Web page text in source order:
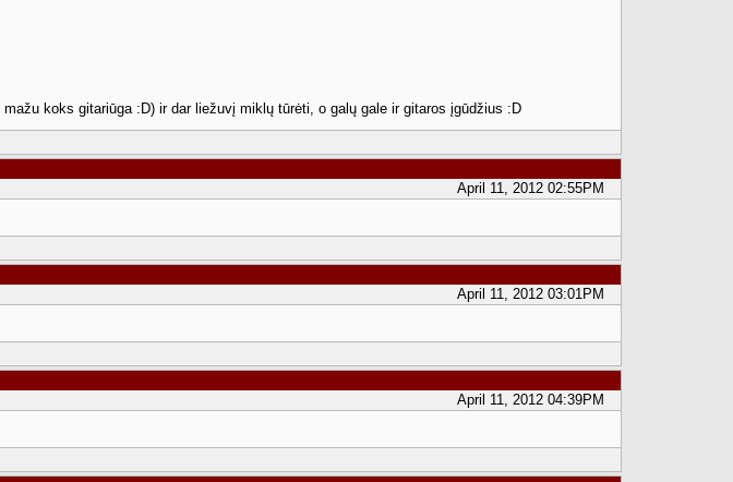
koks gitariūga :D) ir dar liežuvį miklų tūrėti, o galų gale ir gitaros įgūdžius :D
April 11, 2012 02:55PM
April 11, 2012 03:01PM
April 11, 2012 04:39PM